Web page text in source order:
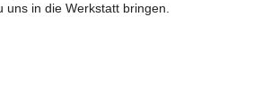
in die Werkstatt bringen.